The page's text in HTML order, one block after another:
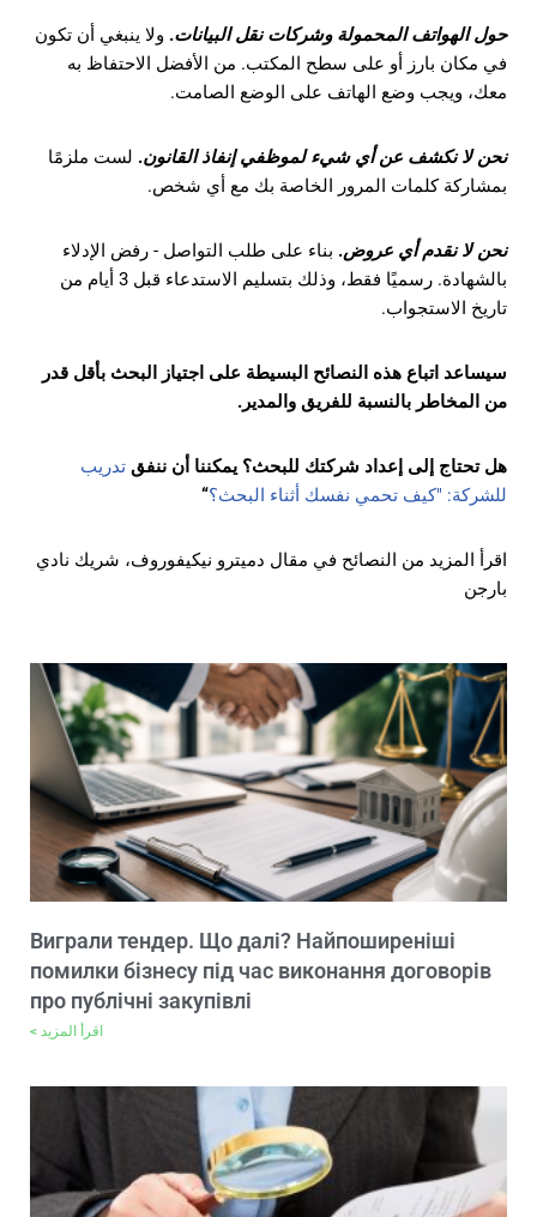
حول الهواتف المحمولة وشركات نقل البيانات. ولا ينبغي أن تكون
في مكان بارز أو على سطح المكتب. من الأفضل الاحتفاظ به
معك، ويجب وضع الهاتف على الوضع الصامت.
نحن لا نكشف عن أي شيء لموظفي إنفاذ القانون. لست ملزمًا
بمشاركة كلمات المرور الخاصة بك مع أي شخص.
نحن لا نقدم أي عروض. بناء على طلب التواصل - رفض الإدلاء
بالشهادة. رسميًا فقط، وذلك بتسليم الاستدعاء قبل 3 أيام من
تاريخ الاستجواب.
سيساعد اتباع هذه النصائح البسيطة على اجتياز البحث بأقل قدر
من المخاطر بالنسبة للفريق والمدير.
هل تحتاج إلى إعداد شركتك للبحث؟ يمكننا أن ننفق تدريب
للشركة: "كيف تحمي نفسك أثناء البحث؟“
اقرأ المزيد من النصائح في مقال دميترو نيكيفوروف، شريك نادي
بارجن
Виграли тендер. Що далі? Найпоширеніші
помилки бізнесу під час виконання договорів
про публічні закупівлі
اقرأ المزيد >